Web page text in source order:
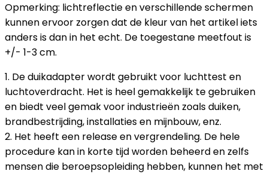
Opmerking: lichtreflectie en verschillende schermen
kunnen ervoor zorgen dat de kleur van het artikel iets
anders is dan in het echt. De toegestane meetfout is
+/- 1-3 cm.
1. De duikadapter wordt gebruikt voor luchttest en
luchtoverdracht. Het is heel gemakkelijk te gebruiken
en biedt veel gemak voor industrieën zoals duiken,
brandbestrijding, installaties en mijnbouw, enz.
2. Het heeft een release en vergrendeling. De hele
procedure kan in korte tijd worden beheerd en zelfs
mensen die beroepsopleiding hebben, kunnen het met